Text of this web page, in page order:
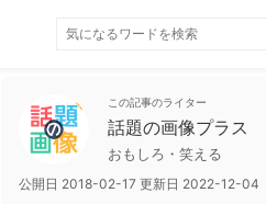
この記事のライター
話題の画像プラス
おもしろ・笑える
公開日 2018-02-17 更新日 2022-12-04